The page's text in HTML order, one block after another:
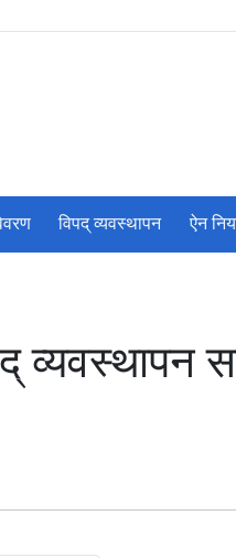
विपद् व्यवस्थापन ऐन